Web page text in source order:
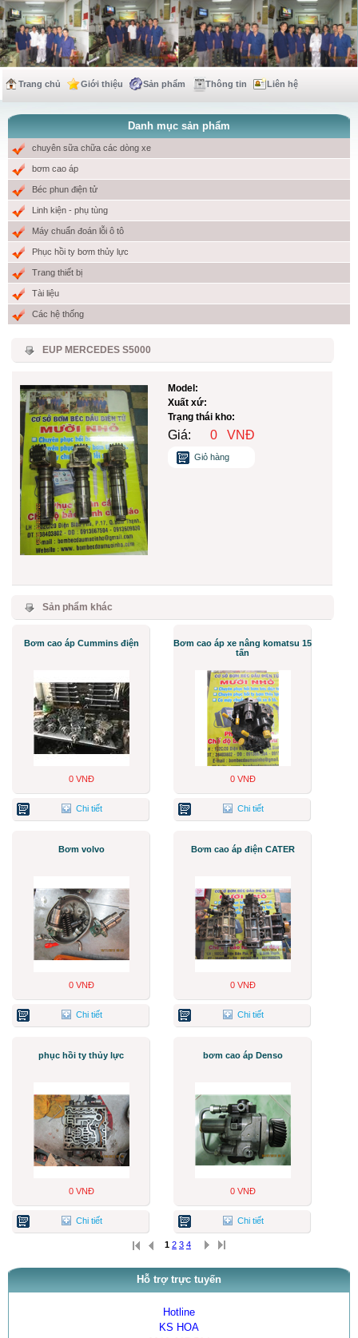
Trang chủ Giới thiệu Sản phẩm Thông tin Liên hệ
Danh mục sản phẩm
chuyên sữa chữa các dòng xe
bơm cao áp
Béc phun điện tử
Linh kiện - phụ tùng
Máy chuẩn đoán lỗi ô tô
Phục hồi ty bơm thủy lực
Trang thiết bị
Tài liệu
Các hệ thống
EUP MERCEDES S5000
Model:
Xuất xứ:
Trạng thái kho:
Giá: 0 VNĐ
Giỏ hàng
Sản phẩm khác
Bơm cao áp Cummins điện
0 VNĐ
Chi tiết
Bơm cao áp xe nâng komatsu 15
tấn
0 VNĐ
Chi tiết
Bơm volvo
0 VNĐ
Chi tiết
Bơm cao áp điện CATER
0 VNĐ
Chi tiết
phục hồi ty thủy lực
0 VNĐ
Chi tiết
bơm cao áp Denso
0 VNĐ
Chi tiết
1 2 3 4
Hỗ trợ trực tuyến
Hotline
KS HOA